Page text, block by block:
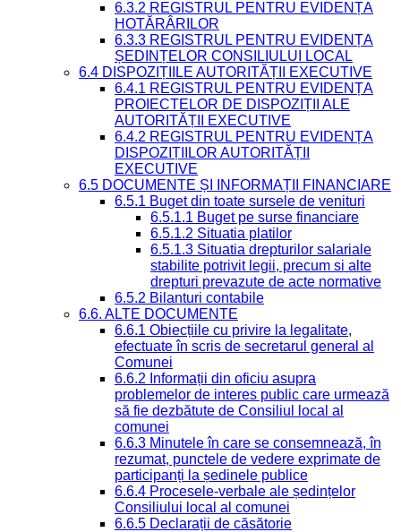
6.3.2 REGISTRUL PENTRU EVIDENȚA
HOTĂRÂRILOR
6.3.3 REGISTRUL PENTRU EVIDENȚA
ȘEDINȚELOR CONSILIULUI LOCAL
6.4 DISPOZIȚIILE AUTORITĂȚII EXECUTIVE
6.4.1 REGISTRUL PENTRU EVIDENȚA
PROIECTELOR DE DISPOZIȚII ALE
AUTORITĂȚII EXECUTIVE
6.4.2 REGISTRUL PENTRU EVIDENȚA
DISPOZIȚIILOR AUTORITĂȚII
EXECUTIVE
6.5 DOCUMENTE ȘI INFORMAȚII FINANCIARE
6.5.1 Buget din toate sursele de venituri
6.5.1.1 Buget pe surse financiare
6.5.1.2 Situatia platilor
6.5.1.3 Situatia drepturilor salariale
stabilite potrivit legii, precum si alte
drepturi prevazute de acte normative
6.5.2 Bilanturi contabile
6.6. ALTE DOCUMENTE
6.6.1 Obiecțiile cu privire la legalitate,
efectuate în scris de secretarul general al
Comunei
6.6.2 Informații din oficiu asupra
problemelor de interes public care urmează
să fie dezbătute de Consiliul local al
comunei
6.6.3 Minutele în care se consemnează, în
rezumat, punctele de vedere exprimate de
participanți la ședinele publice
6.6.4 Procesele-verbale ale ședințelor
Consiliului local al comunei
6.6.5 Declarații de căsătorie